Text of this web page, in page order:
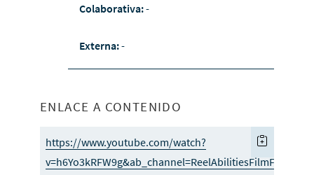
Colaborativa:-
Externa:-
ENLACE A CONTENIDO
https://www.youtube.com/watch?